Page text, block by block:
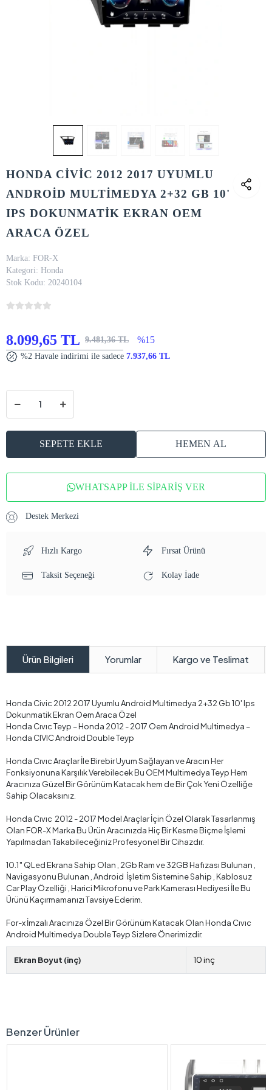
HONDA CİVİC 2012 2017 UYUMLU
ANDROİD MULTİMEDYA 2+32 GB 10'
IPS DOKUNMATİK EKRAN OEM
ARACA ÖZEL
Marka: FOR-X
Kategori: Honda
Stok Kodu: 20240104
8.099,65 TL 9.481,36 TL %15
%2 Havale indirimi ile sadece 7.937,66 TL
SEPETE EKLE HEMEN AL
WHATSAPP İLE SİPARİŞ VER
Destek Merkezi
Hızlı Kargo Fırsat Ürünü
Taksit Seçeneği Kolay İade
Ürün Bilgileri Yorumlar Kargo ve Teslimat
Honda Civic 2012 2017 Uyumlu Android Multimedya 2+32 Gb 10' Ips
Dokunmatik Ekran Oem Araca Özel
Honda Cıvıc Teyp – Honda 2012 - 2017 Oem Android Multimedya –
Honda CIVIC Android Double Teyp
Honda Cıvıc Araçlar İle Birebir Uyum Sağlayan ve Aracın Her
Fonksiyonuna Karşılık Verebilecek Bu OEM Multimedya Teyp Hem
Aracınıza Güzel Bir Görünüm Katacak hem de Bir Çok Yeni Özelliğe
Sahip Olacaksınız.
Honda Cıvıc 2012 - 2017 Model Araçlar İçin Özel Olarak Tasarlanmış
Olan FOR-X Marka Bu Ürün Aracınızda Hiç Bir Kesme Biçme İşlemi
Yapılmadan Takabileceğiniz Profesyonel Bir Cihazdır.
10.1″ QLed Ekrana Sahip Olan , 2Gb Ram ve 32GB Hafızası Bulunan ,
Navigasyonu Bulunan , Android İşletim Sistemine Sahip , Kablosuz
Car Play Özelliği , Harici Mikrofonu ve Park Kamerası Hediyesi İle Bu
Ürünü Kaçırmamanızı Tavsiye Ederim.
For-x İmzalı Aracınıza Özel Bir Görünüm Katacak Olan Honda Cıvıc
Android Multimedya Double Teyp Sizlere Önerimizdir.
Ekran Boyut (inç) 10 inç
Benzer Ürünler